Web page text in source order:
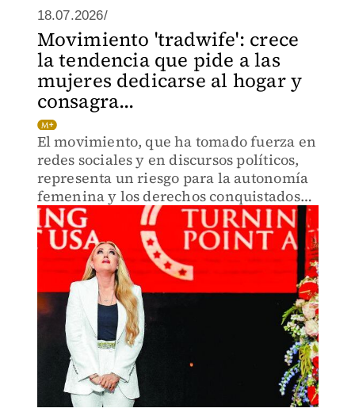
18.07.2026/
Movimiento 'tradwife': crece
la tendencia que pide a las
mujeres dedicarse al hogar y
consagra...
El movimiento, que ha tomado fuerza en
redes sociales y en discursos políticos,
representa un riesgo para la autonomía
femenina y los derechos conquistados
durante décadas